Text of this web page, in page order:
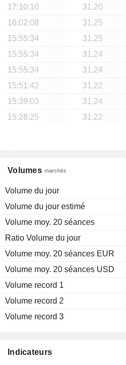
Volumes marchés
Volume du jour
Volume du jour estimé
Volume moy. 20 séances
Ratio Volume du jour
Volume moy. 20 séances EUR
Volume moy. 20 séances USD
Volume record 1
Volume record 2
Volume record 3
Indicateurs
17:10:10
31,20
16:02:08
31,25
15:55:34
31,25
15:55:34
31,24
15:55:34
31,24
15:51:42
31,22
15:39:03
31,24
15:28:25
31,22